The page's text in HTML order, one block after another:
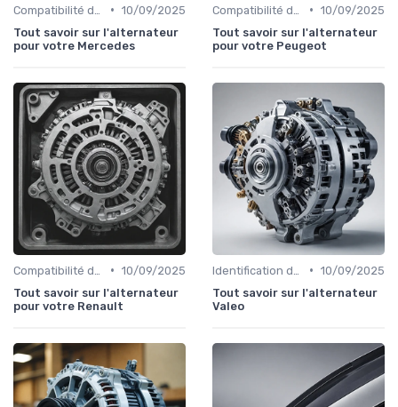
• 10/09/2025
Tout savoir sur l'alternateur
pour votre Mercedes
• 10/09/2025
Tout savoir sur l'alternateur
pour votre Peugeot
• 10/09/2025
Tout savoir sur l'alternateur
pour votre Renault
• 10/09/2025
Tout savoir sur l'alternateur
Valeo